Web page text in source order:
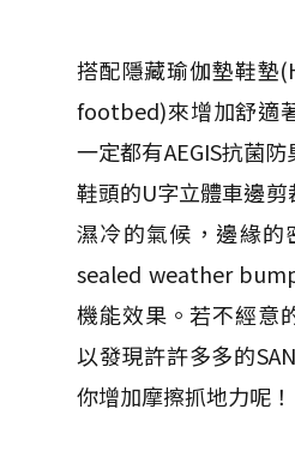
搭配隱藏瑜伽墊鞋墊
footbed)來增加舒適
一定都有AEGIS抗菌
鞋頭的U字立體車邊
濕冷的氣候，邊緣的
sealed weather
機能效果。若不經意
以發現許許多多的
你增加摩擦抓地力呢！